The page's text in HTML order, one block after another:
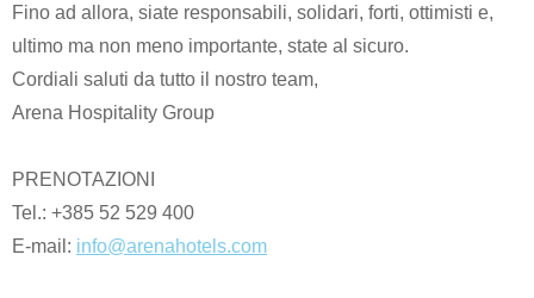
Fino ad allora, siate responsabili, solidari, forti, ottimisti e,
ultimo ma non meno importante, state al sicuro.
Cordiali saluti da tutto il nostro team,
Arena Hospitality Group
PRENOTAZIONI
Tel.: +385 52 529 400
E-mail: info@arenahotels.com